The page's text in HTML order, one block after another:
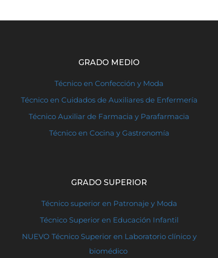
GRADO MEDIO
Técnico en Confección y Moda
Técnico en Cuidados de Auxiliares de Enfermería
Técnico Auxiliar de Farmacia y Parafarmacia
Técnico en Cocina y Gastronomía
GRADO SUPERIOR
Técnico superior en Patronaje y Moda
Técnico Superior en Educación Infantil
NUEVO Técnico Superior en Laboratorio clínico y
biomédico